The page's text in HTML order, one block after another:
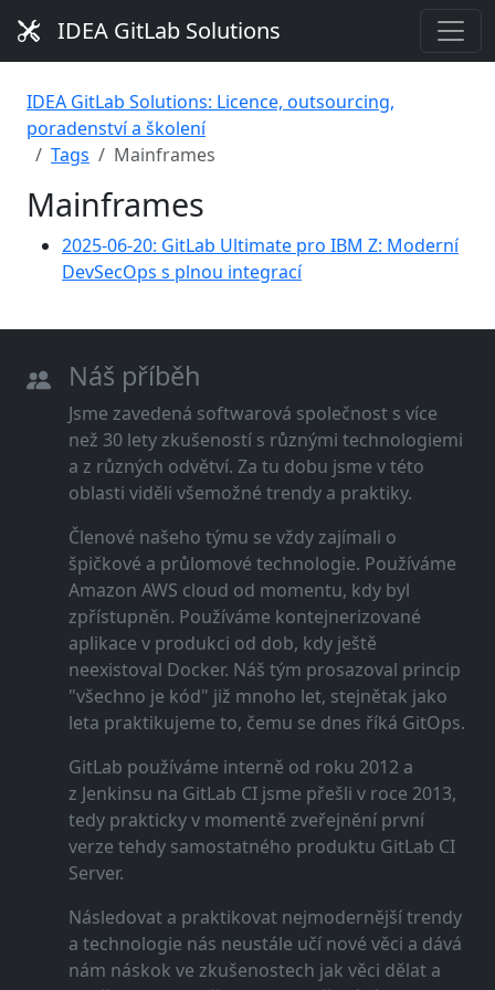
IDEA GitLab Solutions
IDEA GitLab Solutions: Licence, outsourcing,
poradenství a školení
Tags
Mainframes
Mainframes
2025-06-20: GitLab Ultimate pro IBM Z: Moderní
DevSecOps s plnou integrací
Náš příběh
Jsme zavedená softwarová společnost s více
než 30 lety zkušeností s různými technologiemi
a z různých odvětví. Za tu dobu jsme v této
oblasti viděli všemožné trendy a praktiky.
Členové našeho týmu se vždy zajímali o
špičkové a průlomové technologie. Používáme
Amazon AWS cloud od momentu, kdy byl
zpřístupněn. Používáme kontejnerizované
aplikace v produkci od dob, kdy ještě
neexistoval Docker. Náš tým prosazoval princip
"všechno je kód" již mnoho let, stejnětak jako
leta praktikujeme to, čemu se dnes říká GitOps.
GitLab používáme interně od roku 2012 a
z Jenkinsu na GitLab CI jsme přešli v roce 2013,
tedy prakticky v momentě zveřejnění první
verze tehdy samostatného produktu GitLab CI
Server.
Následovat a praktikovat nejmodernější trendy
a technologie nás neustále učí nové věci a dává
nám náskok ve zkušenostech jak věci dělat a